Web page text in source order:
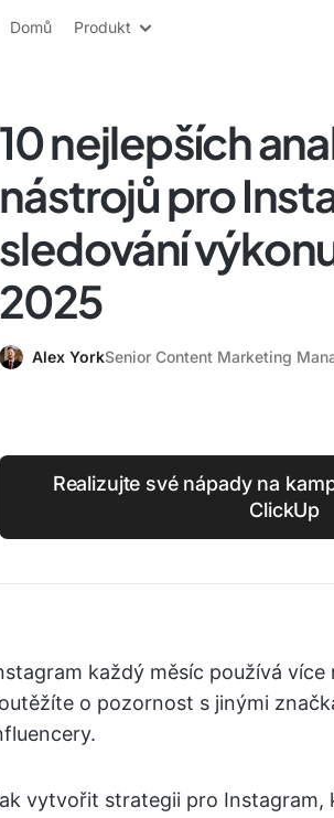
blog
Domů Produkt
10 nejlepších
nástrojů pro
sledování
2025
Alex YorkSenior Content Marketing
Realizujte své nápady na
ClickUp
každý měsíc používá
o pozornost s jinými
vytvořit strategii pro Instagram,